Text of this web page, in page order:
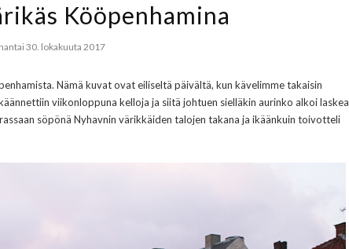
Kööpenhamina
30. lokakuuta 2017
Nämä kuvat ovat eiliseltä päivältä, kun kävelimme takaisin
viikonloppuna kelloja ja siitä johtuen sielläkin aurinko alkoi laskea
söpönä Nyhavnin värikkäiden talojen takana ja ikäänkuin toivotteli